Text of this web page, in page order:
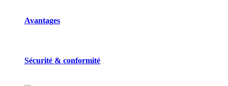
Avantages
Sécurité & conformité